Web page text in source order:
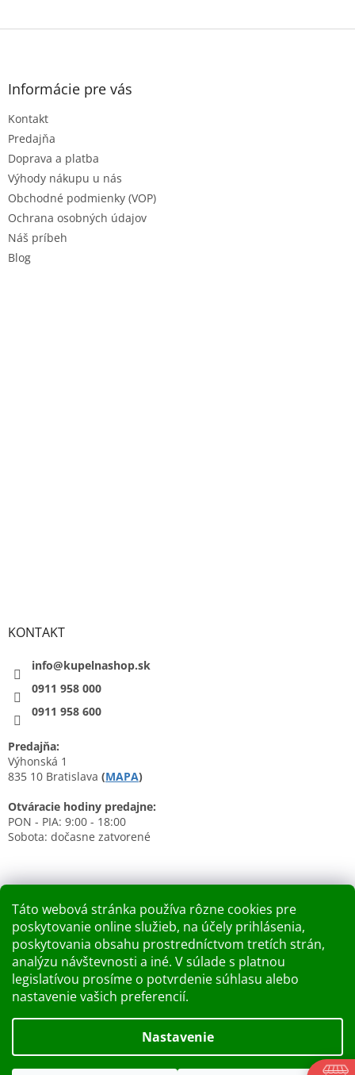
Táto webová stránka používa rôzne cookies pre
poskytovanie online služieb, na účely prihlásenia,
poskytovania obsahu prostredníctvom tretích strán,
analýzu návštevnosti a iné. V súlade s platnou
legislatívou prosíme o potvrdenie súhlasu alebo
nastavenie vašich preferencií.
Nastavenie
Dobry deň Chceme Vás informovať, že predajňa bude zatvorená
Z
Informácie pre vás
Kontakt
Predajňa
Doprava a platba
Výhody nákupu u nás
Obchodné podmienky (VOP)
Ochrana osobných údajov
Náš príbeh
Blog
KONTAKT
info@kupelnashop.sk
0911 958 000
0911 958 600
Predajňa:
Výhonská 1
835 10 Bratislava (MAPA)
Otváracie hodiny predajne:
PON - PIA: 9:00 - 18:00
Sobota: dočasne zatvorené
Nákupný košík
0KS / 0 €